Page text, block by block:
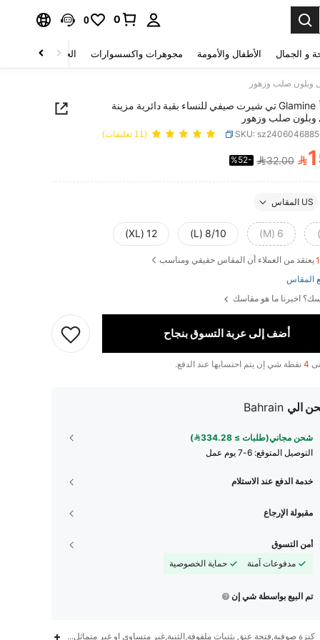
0
0
و الجمال الأطفال والأمومة مجوهرات واكسسوارات الحقائب والأمتعة
Glamine تي شيرت صيفي للنساء بقبة دائرية مزينة
وبلون صلب وزهور
SKU: (11 تعليقات)
PRICE AND 
32.00
%52-
US المقاس
6 (M)
8/10 (L)
12 (XL)
يعتقد من العملاء أن المقاس حقيقي ومناسب
المقاس
اخبرنا ما هو مقاسك
أضف إلى عربة التسوق بنجاح
4 نقطة شي إن يتم احتسابها عند الدفع.
الي Bahrain
شحن مجاني(طلبات ≥ 334.28)
التوصيل المتوقع: 6-7 يوم عمل
خدمة الدفع عند الاستلام
مقبولة الإرجاع
أمن التسوق
مدفوعات آمنة
حماية الخصوصية
تم البيع بواسطة شي إن
كنزة صوفية,فتحة عنق بثنيات ملفوفة,الثنية,غير متساوي او غير متماثل,عارية الذراعين